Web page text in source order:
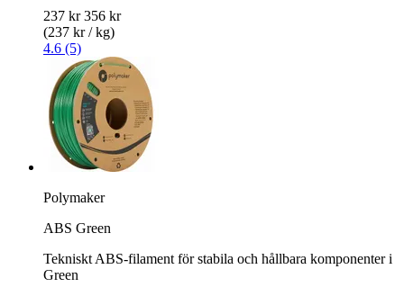
237 kr 356 kr
(237 kr / kg)
4.6 (5)
Polymaker
ABS Green
Tekniskt ABS-filament för stabila och hållbara komponenter i
Green